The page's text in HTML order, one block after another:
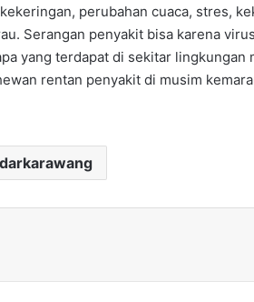
perubahan cuaca, stres,
Serangan penyakit bisa karena
yang terdapat di sekitar lingkungan
rentan penyakit di musim